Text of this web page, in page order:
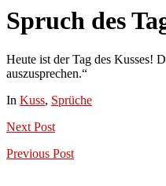
Spruch des
Heute ist der Tag des Kusses!
auszusprechen.“
In Kuss, Sprüche
Next Post
Previous Post